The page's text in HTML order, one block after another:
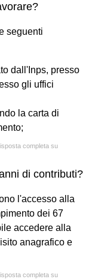
seguenti
dall'Inps, presso
gli uffici
la carta di
completa su
di contributi?
l'accesso alla
dei 67
accedere alla
anagrafico e
completa su